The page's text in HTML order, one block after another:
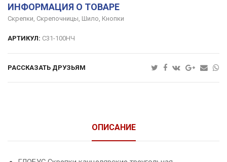
ИНФОРМАЦИЯ О ТОВАРЕ
Скрепки, Скрепочницы, Шило, Кнопки
АРТИКУЛ: С31-100НЧ
РАССКАЗАТЬ ДРУЗЬЯМ
ОПИСАНИЕ